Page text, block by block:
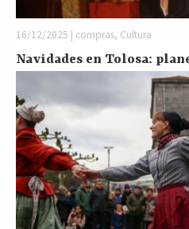
16/12/2025 | compras, Cultura
Navidades en Tolosa: